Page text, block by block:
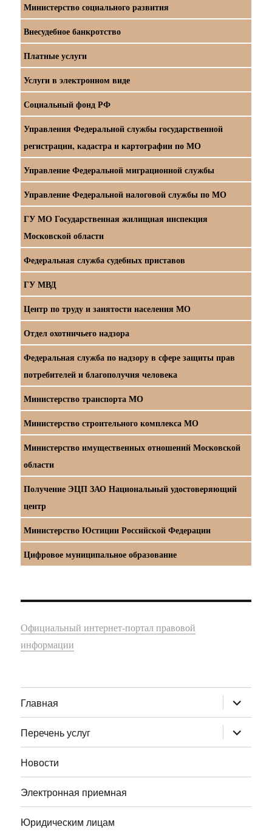
Министерство социального развития
Внесудебное банкротство
Платные услуги
Услуги в электронном виде
Социальный фонд РФ
Управления Федеральной службы государственной
регистрации, кадастра и картографии по МО
Управление Федеральной миграционной службы
Управление Федеральной налоговой службы по МО
ГУ МО Государственная жилищная инспекция
Московской области
Федеральная служба судебных приставов
ГУ МВД
Центр по труду и занятости населения МО
Отдел охотничьего надзора
Федеральная служба по надзору в сфере защиты прав
потребителей и благополучия человека
Министерство транспорта МО
Министерство строительного комплекса МО
Министерство имущественных отношений Московской
области
Получение ЭЦП ЗАО Национальный удостоверяющий
центр
Министерство Юстиции Российской Федерации
Цифровое муниципальное образование
Официальный интернет-портал правовой
информации
Главная раскрыть
дочернее
меню
Перечень услуг
раскрыть
дочернее
меню
Новости
Электронная приемная
Юридическим лицам